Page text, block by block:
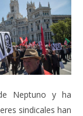
Neptuno y ha
sindicales han